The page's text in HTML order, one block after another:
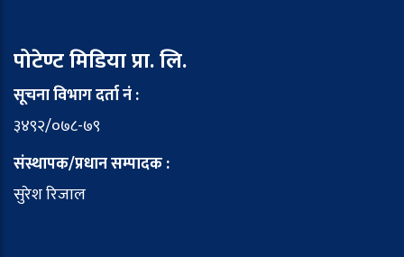
पोटेण्ट मिडिया प्रा. लि.
सूचना विभाग दर्ता नं :
३४९२/०७८-७९
संस्थापक/प्रधान सम्पादक :
सुरेश रिजाल